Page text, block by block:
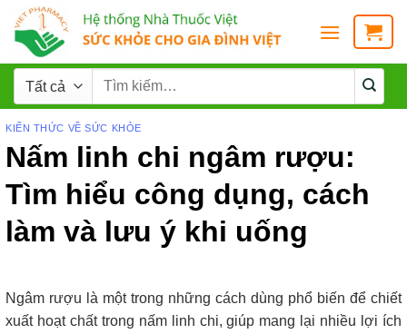
KIẾN THỨC VỀ SỨC KHỎE
Nấm linh chi ngâm rượu:
Tìm hiểu công dụng, cách
làm và lưu ý khi uống
Ngâm rượu là một trong những cách dùng phổ biến để chiết
xuất hoạt chất trong nấm linh chi, giúp mang lại nhiều lợi ích